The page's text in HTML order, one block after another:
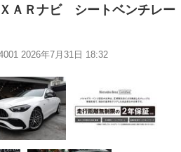
ＡＲナビ シートベンチレー
2026年7月31日 18:32